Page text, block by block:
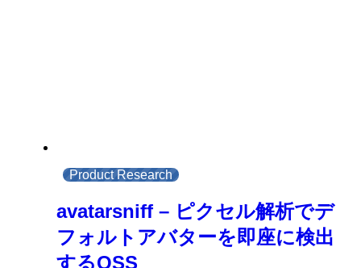
Product Research
avatarsniff – ピクセル解析でデ
フォルトアバターを即座に検出
するOSS